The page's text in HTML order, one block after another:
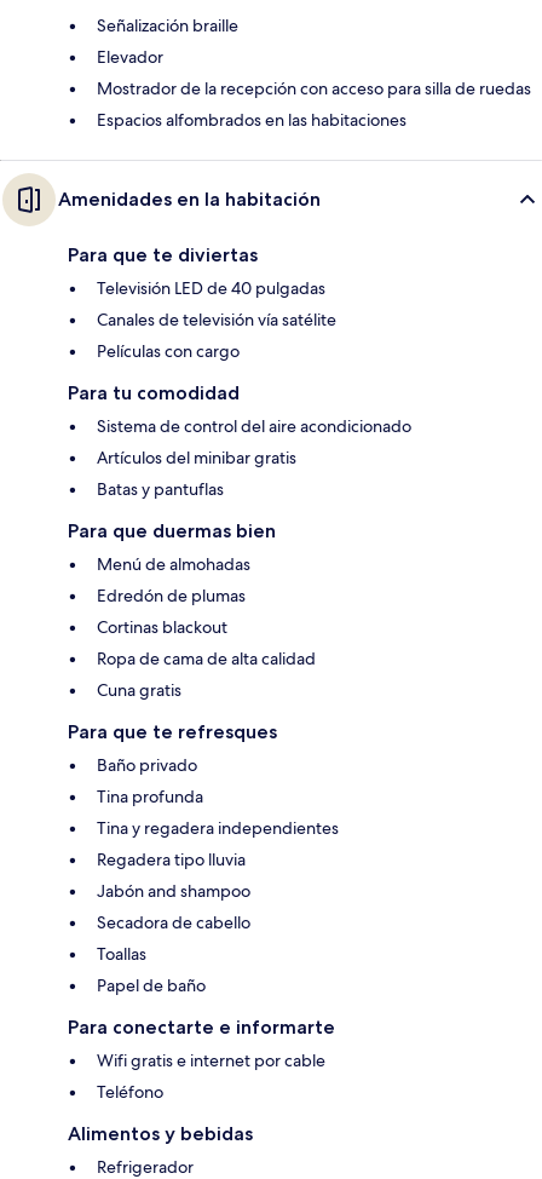
Señalización braille
Elevador
Mostrador de la recepción con acceso para silla de ruedas
Espacios alfombrados en las habitaciones
Amenidades en la habitación
Para que te diviertas
Televisión LED de 40 pulgadas
Canales de televisión vía satélite
Películas con cargo
Para tu comodidad
Sistema de control del aire acondicionado
Artículos del minibar gratis
Batas y pantuflas
Para que duermas bien
Menú de almohadas
Edredón de plumas
Cortinas blackout
Ropa de cama de alta calidad
Cuna gratis
Para que te refresques
Baño privado
Tina profunda
Tina y regadera independientes
Regadera tipo lluvia
Jabón and shampoo
Secadora de cabello
Toallas
Papel de baño
Para conectarte e informarte
Wifi gratis e internet por cable
Teléfono
Alimentos y bebidas
Refrigerador